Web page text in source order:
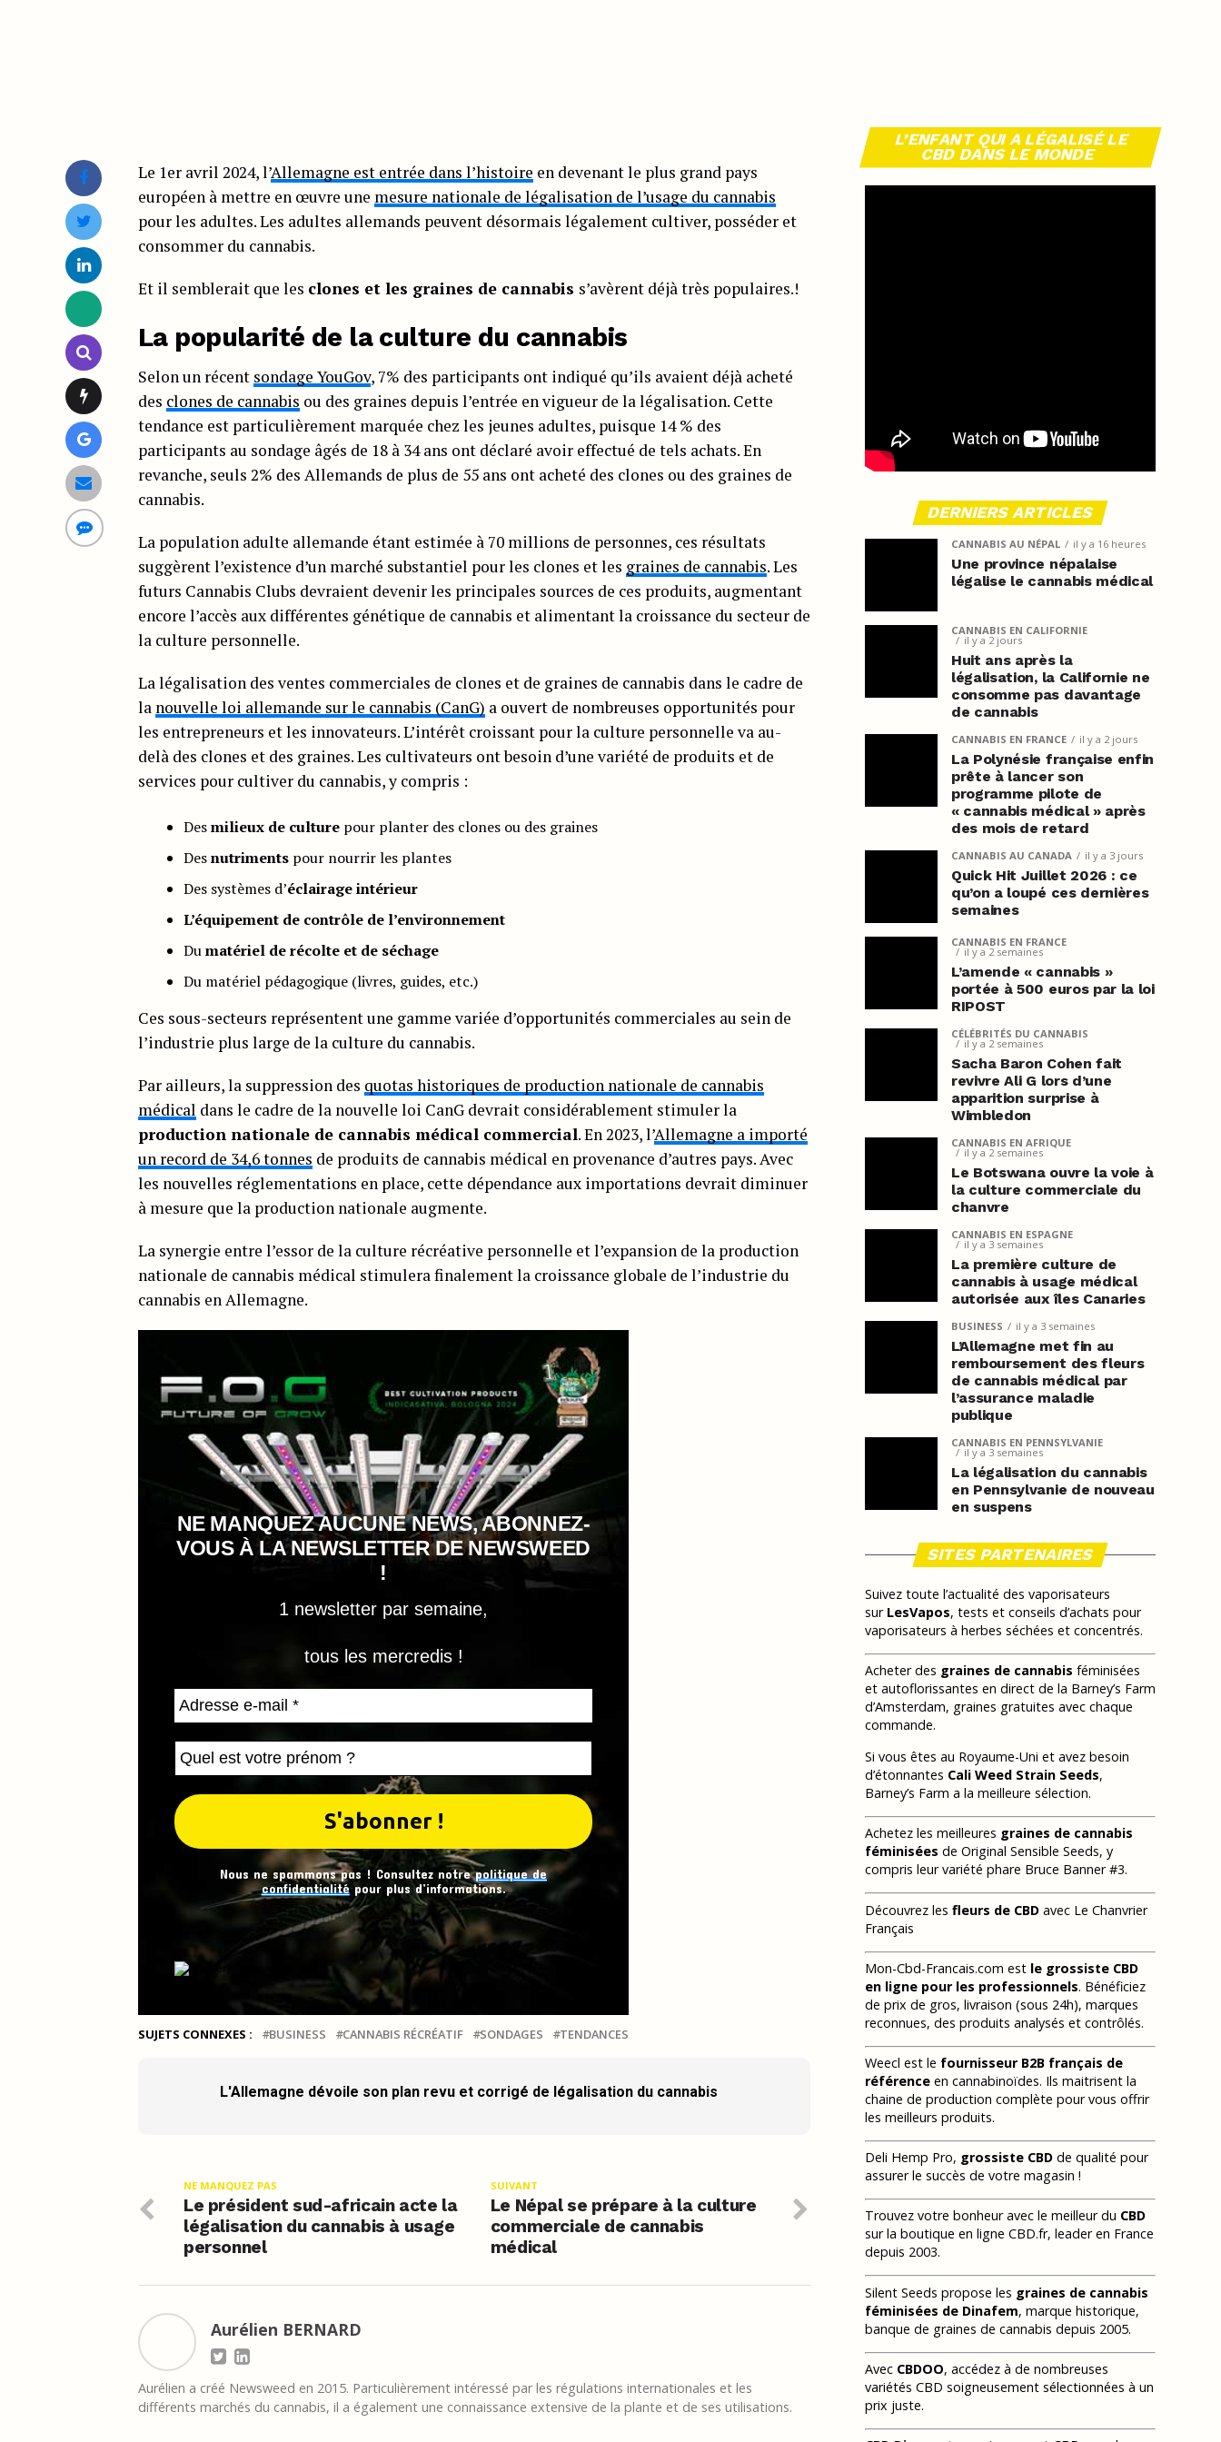
Le 1er avril 2024, l’Allemagne est entrée dans l’histoire en devenant le plus grand pays
européen à mettre en œuvre une mesure nationale de légalisation de l’usage du cannabis
pour les adultes. Les adultes allemands peuvent désormais légalement cultiver, posséder et
consommer du cannabis.
Et il semblerait que les clones et les graines de cannabis s’avèrent déjà très populaires.!
La popularité de la culture du cannabis
Selon un récent sondage YouGov, 7% des participants ont indiqué qu’ils avaient déjà acheté
des clones de cannabis ou des graines depuis l’entrée en vigueur de la légalisation. Cette
tendance est particulièrement marquée chez les jeunes adultes, puisque 14 % des
participants au sondage âgés de 18 à 34 ans ont déclaré avoir effectué de tels achats. En
revanche, seuls 2% des Allemands de plus de 55 ans ont acheté des clones ou des graines de
cannabis.
La population adulte allemande étant estimée à 70 millions de personnes, ces résultats
suggèrent l’existence d’un marché substantiel pour les clones et les graines de cannabis. Les
futurs Cannabis Clubs devraient devenir les principales sources de ces produits, augmentant
encore l’accès aux différentes génétique de cannabis et alimentant la croissance du secteur de
la culture personnelle.
La légalisation des ventes commerciales de clones et de graines de cannabis dans le cadre de
la nouvelle loi allemande sur le cannabis (CanG) a ouvert de nombreuses opportunités pour
les entrepreneurs et les innovateurs. L’intérêt croissant pour la culture personnelle va au-
delà des clones et des graines. Les cultivateurs ont besoin d’une variété de produits et de
services pour cultiver du cannabis, y compris :
Desmilieux de culture pour planter des clones ou des graines
Desnutriments pour nourrir les plantes
Des systèmes d’éclairage intérieur
L’équipement de contrôle de l’environnement
Dumatériel de récolte et de séchage
Du matériel pédagogique (livres, guides, etc.)
Ces sous-secteurs représentent une gamme variée d’opportunités commerciales au sein de
l’industrie plus large de la culture du cannabis.
Par ailleurs, la suppression des quotas historiques de production nationale de cannabis
médical dans le cadre de la nouvelle loi CanG devrait considérablement stimuler la
production nationale de cannabis médical commercial. En 2023, l’Allemagne a importé
un record de 34,6 tonnes de produits de cannabis médical en provenance d’autres pays. Avec
les nouvelles réglementations en place, cette dépendance aux importations devrait diminuer
à mesure que la production nationale augmente.
La synergie entre l’essor de la culture récréative personnelle et l’expansion de la production
nationale de cannabis médical stimulera finalement la croissance globale de l’industrie du
cannabis en Allemagne.
NE MANQUEZ AUCUNE NEWS, ABONNEZ-
VOUS À LA NEWSLETTER DE NEWSWEED
!
1 newsletter par semaine,
tous les mercredis !
Nous ne spammons pas ! Consultez notrepolitique de
confidentialitépour plus d’informations.
SUJETS CONNEXES : BUSINESS CANNABIS RÉCRÉATIF SONDAGES TENDANCES
L'Allemagne dévoile son plan revu et corrigé de légalisation du cannabis
SUIVANT
Le Népal se prépare à la culture
commerciale de cannabis
médical
NE MANQUEZ PAS
Le président sud-africain acte la
légalisation du cannabis à usage
personnel
Aurélien BERNARD
Aurélien a créé Newsweed en 2015. Particulièrement intéressé par les régulations internationales et les
différents marchés du cannabis, il a également une connaissance extensive de la plante et de ses utilisations.
L’ENFANT QUI A LÉGALISÉ LE
CBD DANS LE MONDE
DERNIERS ARTICLES
CANNABIS AU NÉPAL il y a 16 heures
Une province népalaise
légalise le cannabis médical
CANNABIS EN CALIFORNIE
il y a 2 jours
Huit ans après la
légalisation, la Californie ne
consomme pas davantage
de cannabis
CANNABIS EN FRANCE il y a 2 jours
La Polynésie française enfin
prête à lancer son
programme pilote de
« cannabis médical » après
des mois de retard
CANNABIS AU CANADA il y a 3 jours
Quick Hit Juillet 2026 : ce
qu’on a loupé ces dernières
semaines
CANNABIS EN FRANCE
il y a 2 semaines
L’amende « cannabis »
portée à 500 euros par la loi
RIPOST
CÉLÉBRITÉS DU CANNABIS
il y a 2 semaines
Sacha Baron Cohen fait
revivre Ali G lors d’une
apparition surprise à
Wimbledon
CANNABIS EN AFRIQUE
il y a 2 semaines
Le Botswana ouvre la voie à
la culture commerciale du
chanvre
CANNABIS EN ESPAGNE
il y a 3 semaines
La première culture de
cannabis à usage médical
autorisée aux îles Canaries
BUSINESS il y a 3 semaines
L’Allemagne met fin au
remboursement des fleurs
de cannabis médical par
l’assurance maladie
publique
CANNABIS EN PENNSYLVANIE
il y a 3 semaines
La légalisation du cannabis
en Pennsylvanie de nouveau
en suspens
SITES PARTENAIRES
Suivez toute l’actualité des vaporisateurs
sur LesVapos, tests et conseils d’achats pour
vaporisateurs à herbes séchées et concentrés.
Acheter des graines de cannabis féminisées
et autoflorissantes en direct de la Barney’s Farm
d’Amsterdam, graines gratuites avec chaque
commande.
Si vous êtes au Royaume-Uni et avez besoin
d’étonnantes Cali Weed Strain Seeds,
Barney’s Farm a la meilleure sélection.
Achetez les meilleures graines de cannabis
féminisées de Original Sensible Seeds, y
compris leur variété phare Bruce Banner #3.
Découvrez les fleurs de CBD avec Le Chanvrier
Français
Mon-Cbd-Francais.com est le grossiste CBD
en ligne pour les professionnels. Bénéficiez
de prix de gros, livraison (sous 24h), marques
reconnues, des produits analysés et contrôlés.
Weecl est le fournisseur B2B français de
référence en cannabinoïdes. Ils maitrisent la
chaine de production complète pour vous offrir
les meilleurs produits.
Deli Hemp Pro, grossiste CBD de qualité pour
assurer le succès de votre magasin !
Trouvez votre bonheur avec le meilleur du CBD
sur la boutique en ligne CBD.fr, leader en France
depuis 2003.
Silent Seeds propose les graines de cannabis
féminisées de Dinafem, marque historique,
banque de graines de cannabis depuis 2005.
Avec CBDOO, accédez à de nombreuses
variétés CBD soigneusement sélectionnées à un
prix juste.